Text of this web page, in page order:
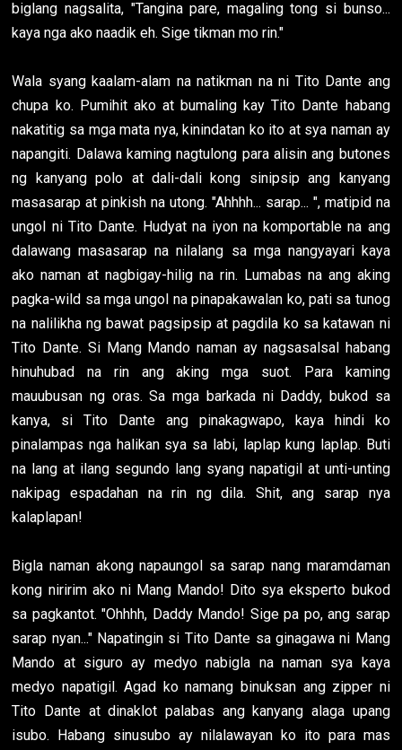
biglang nagsalita, "Tangina pare, magaling tong si bunso...
kaya nga ako naadik eh. Sige tikman mo rin."
Wala syang kaalam-alam na natikman na ni Tito Dante ang
chupa ko. Pumihit ako at bumaling kay Tito Dante habang
nakatitig sa mga mata nya, kinindatan ko ito at sya naman ay
napangiti. Dalawa kaming nagtulong para alisin ang butones
ng kanyang polo at dali-dali kong sinipsip ang kanyang
masasarap at pinkish na utong. "Ahhhh... sarap... ", matipid na
ungol ni Tito Dante. Hudyat na iyon na komportable na ang
dalawang masasarap na nilalang sa mga nangyayari kaya
ako naman at nagbigay-hilig na rin. Lumabas na ang aking
pagka-wild sa mga ungol na pinapakawalan ko, pati sa tunog
na nalilikha ng bawat pagsipsip at pagdila ko sa katawan ni
Tito Dante. Si Mang Mando naman ay nagsasalsal habang
hinuhubad na rin ang aking mga suot. Para kaming
mauubusan ng oras. Sa mga barkada ni Daddy, bukod sa
kanya, si Tito Dante ang pinakagwapo, kaya hindi ko
pinalampas nga halikan sya sa labi, laplap kung laplap. Buti
na lang at ilang segundo lang syang napatigil at unti-unting
nakipag espadahan na rin ng dila. Shit, ang sarap nya
kalaplapan!
Bigla naman akong napaungol sa sarap nang maramdaman
kong niririm ako ni Mang Mando! Dito sya eksperto bukod
sa pagkantot. "Ohhhh, Daddy Mando! Sige pa po, ang sarap
sarap nyan..." Napatingin si Tito Dante sa ginagawa ni Mang
Mando at siguro ay medyo nabigla na naman sya kaya
medyo napatigil. Agad ko namang binuksan ang zipper ni
Tito Dante at dinaklot palabas ang kanyang alaga upang
isubo. Habang sinusubo ay nilalawayan ko ito para mas